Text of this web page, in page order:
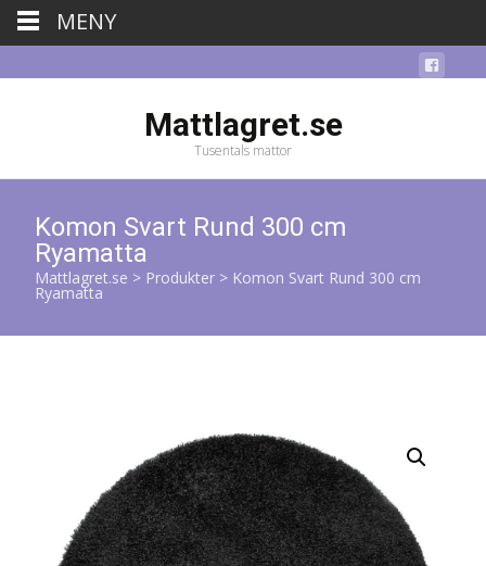
Mattlagret.se
Tusentals mattor
Komon Svart Rund 300 cm
Ryamatta
Mattlagret.se > Produkter > Komon Svart Rund 300 cm
Ryamatta
MENY